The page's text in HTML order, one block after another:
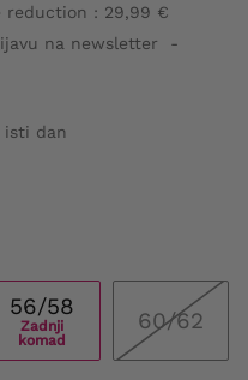
reduction : 29,99 €
na newsletter -
isti dan
56/58
Zadnji
komad
60/62